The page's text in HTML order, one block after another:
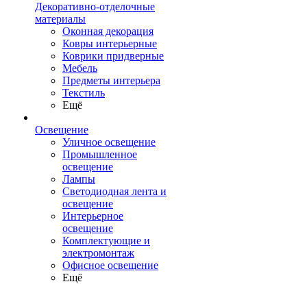
Декоративно-отделочные
материалы
Оконная декорация
Ковры интерьерные
Коврики придверные
Мебель
Предметы интерьера
Текстиль
Ещё
Освещение
Уличное освещение
Промышленное
освещение
Лампы
Светодиодная лента и
освещение
Интерьерное
освещение
Комплектующие и
электромонтаж
Офисное освещение
Ещё